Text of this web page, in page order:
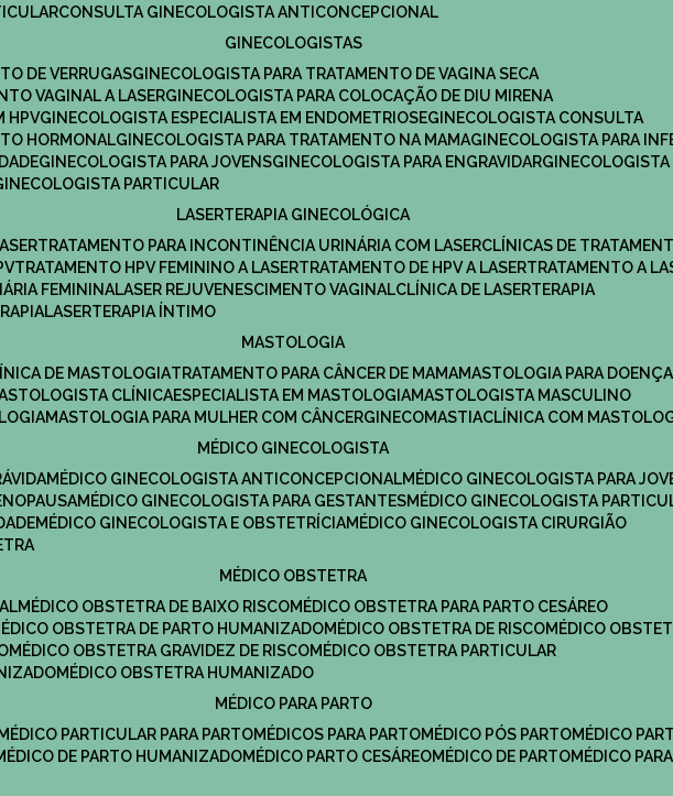
CONSULTA GINECOLOGISTA ANTICONCEPCIONAL
GINECOLOGISTAS
DE VERRUGAS
GINECOLOGISTA PARA TRATAMENTO DE VAGINA SECA
VAGINAL A LASER
GINECOLOGISTA PARA COLOCAÇÃO DE DIU MIRENA
HPV
GINECOLOGISTA ESPECIALISTA EM ENDOMETRIOSE
GINECOLOGISTA CONSULTA
HORMONAL
GINECOLOGISTA PARA TRATAMENTO NA MAMA
GINECOLOGISTA PARA
GINECOLOGISTA PARA JOVENS GINECOLOGISTA PARA ENGRAVIDAR
GINECOLOGISTA PARTICULAR
LASERTERAPIA GINECOLÓGICA
TRATAMENTO PARA INCONTINÊNCIA URINÁRIA COM LASER
CLÍNICAS DE
TRATAMENTO HPV FEMININO A LASER TRATAMENTO DE HPV A LASER
TRATAMENTO A
FEMININA LASER REJUVENESCIMENTO VAGINAL
CLÍNICA DE LASERTERAPIA
LASERTERAPIA ÍNTIMO
MASTOLOGIA
DE MASTOLOGIA TRATAMENTO PARA CÂNCER DE MAMA
MASTOLOGIA PARA
CLÍNICA ESPECIALISTA EM MASTOLOGIA
MASTOLOGISTA MASCULINO
MASTOLOGIA PARA MULHER COM CÂNCER GINECOMASTIA
CLÍNICA COM
MÉDICO GINECOLOGISTA
MÉDICO GINECOLOGISTA ANTICONCEPCIONAL
MÉDICO GINECOLOGISTA PARA
MÉDICO GINECOLOGISTA PARA GESTANTES
MÉDICO GINECOLOGISTA
MÉDICO GINECOLOGISTA E OBSTETRÍCIA
MÉDICO GINECOLOGISTA CIRURGIÃO
MÉDICO OBSTETRA
MÉDICO OBSTETRA DE BAIXO RISCO
MÉDICO OBSTETRA PARA PARTO CESÁREO
MÉDICO OBSTETRA DE PARTO HUMANIZADO MÉDICO OBSTETRA DE RISCO
MÉDICO
MÉDICO OBSTETRA GRAVIDEZ DE RISCO
MÉDICO OBSTETRA PARTICULAR
MÉDICO OBSTETRA HUMANIZADO
MÉDICO PARA PARTO
MÉDICO PARTICULAR PARA PARTO MÉDICOS PARA PARTO MÉDICO PÓS PARTO
MÉDICO
MÉDICO DE PARTO HUMANIZADO MÉDICO PARTO CESÁREO MÉDICO DE PARTO
MÉDICO